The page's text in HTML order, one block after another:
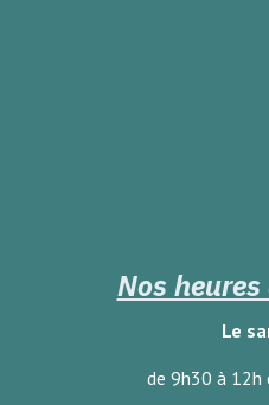
Nos
Le
de 9h30 à 12h